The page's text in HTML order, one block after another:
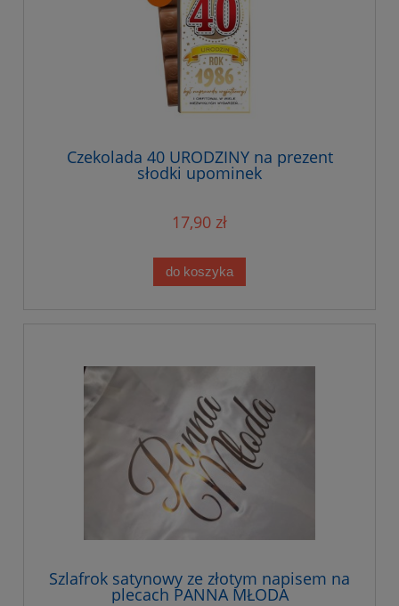
Czekolada 40 URODZINY na prezent
słodki upominek
17,90 zł
do koszyka
Szlafrok satynowy ze złotym napisem na
plecach PANNA MŁODA